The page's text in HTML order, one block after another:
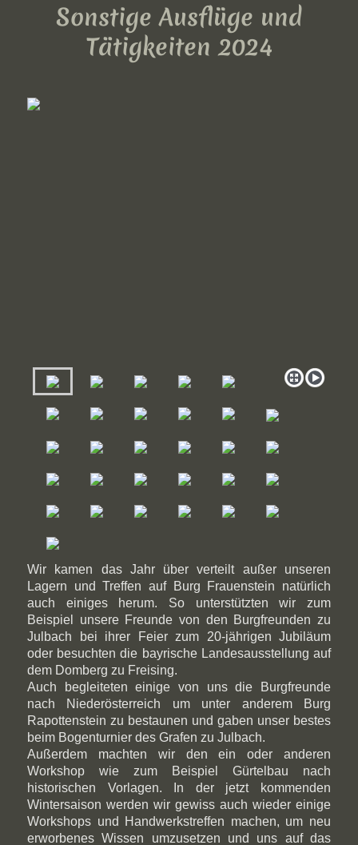
Sonstige Ausflüge und
Tätigkeiten 2024
Wir kamen das Jahr über verteilt außer unseren
Lagern und Treffen auf Burg Frauenstein natürlich
auch einiges herum. So unterstützten wir zum
Beispiel unsere Freunde von den Burgfreunden zu
Julbach bei ihrer Feier zum 20-jährigen Jubiläum
oder besuchten die bayrische Landesausstellung auf
dem Domberg zu Freising.
Auch begleiteten einige von uns die Burgfreunde
nach Niederösterreich um unter anderem Burg
Rapottenstein zu bestaunen und gaben unser bestes
beim Bogenturnier des Grafen zu Julbach.
Außerdem machten wir den ein oder anderen
Workshop wie zum Beispiel Gürtelbau nach
historischen Vorlagen. In der jetzt kommenden
Wintersaison werden wir gewiss auch wieder einige
Workshops und Handwerkstreffen machen, um neu
erworbenes Wissen umzusetzen und uns auf das